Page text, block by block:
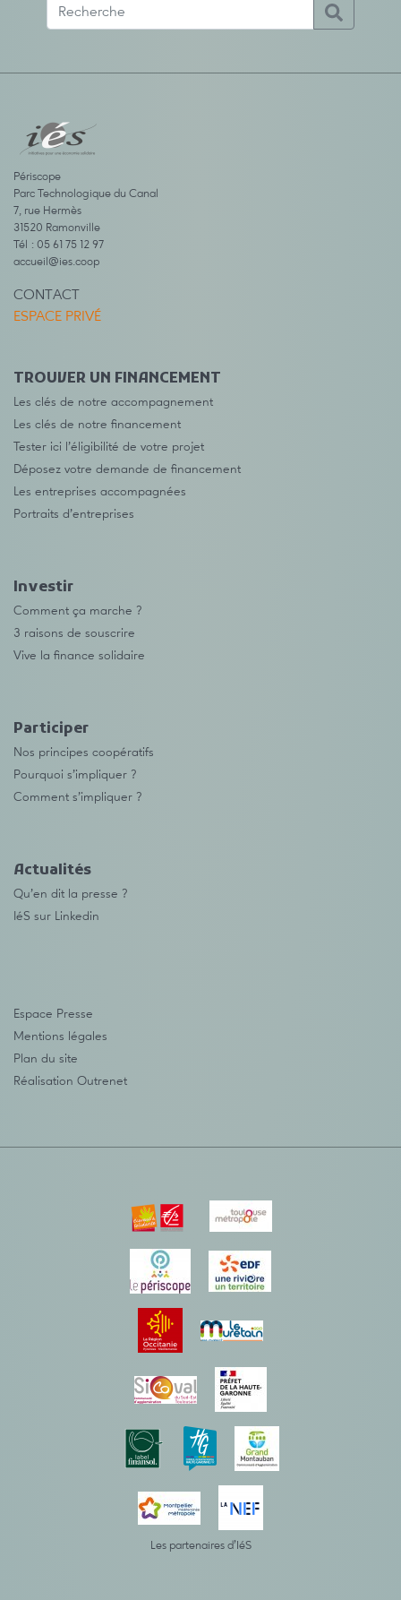
Périscope
Parc Technologique du Canal
7, rue Hermès
31520 Ramonville
Tél : 05 61 75 12 97
accueil@ies.coop
CONTACT
ESPACE PRIVÉ
TROUVER UN FINANCEMENT
Les clés de notre accompagnement
Les clés de notre financement
Tester ici l’éligibilité de votre projet
Déposez votre demande de financement
Les entreprises accompagnées
Portraits d’entreprises
Investir
Comment ça marche ?
3 raisons de souscrire
Vive la finance solidaire
Participer
Nos principes coopératifs
Pourquoi s’impliquer ?
Comment s’impliquer ?
Actualités
Qu’en dit la presse ?
IéS sur Linkedin
Espace Presse
Mentions légales
Plan du site
Réalisation Outrenet
Les partenaires d’IéS